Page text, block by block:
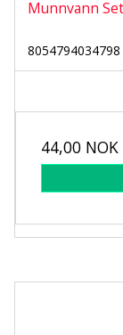
Munnvann
8054794034798
44,00 NOK